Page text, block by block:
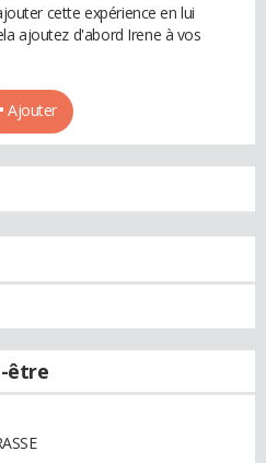
cette expérience en lui
ajoutez d'abord Irene à vos
Ajouter
être